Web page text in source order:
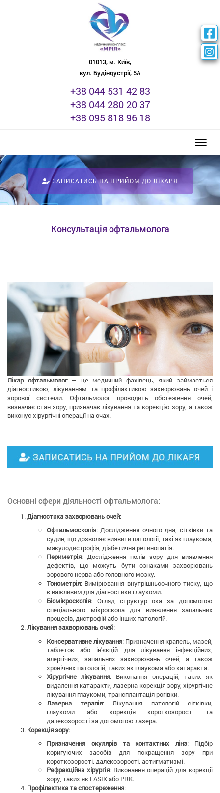
01013, м. Київ,
вул. Будіндустрії, 5А
+38 044 531 42 83
+38 044 280 20 37
+38 095 818 96 18
ЗАПИСАТИСЬ НА ПРИЙОМ ДО ЛІКАРЯ
Консультація офтальмолога
Лікар офтальмолог— це медичний фахівець, який займається
діагностикою, лікуванням та профілактикою захворювань очей і
зорової системи. Офтальмолог проводить обстеження очей,
визначає стан зору, призначає лікування та корекцію зору, а також
виконує хірургічні операції на очах.
Основні сфери діяльності офтальмолога:
Діагностика захворювань очей:
Офтальмоскопія: Дослідження очного дна, сітківки та
судин, що дозволяє виявити патології, такі як глаукома,
макулодистрофія, діабетична ретинопатія.
Периметрія: Дослідження полів зору для виявлення
дефектів, що можуть бути ознаками захворювань
зорового нерва або головного мозку.
Тонометрія: Вимірювання внутрішньоочного тиску, що
є важливим для діагностики глаукоми.
Біомікроскопія: Огляд структур ока за допомогою
спеціального мікроскопа для виявлення запальних
процесів, дистрофій або інших патологій.
Лікування захворювань очей:
Консервативне лікування: Призначення крапель, мазей,
таблеток або ін'єкцій для лікування інфекційних,
алергічних, запальних захворювань очей, а також
хронічних патологій, таких як глаукома або катаракта.
Хірургічне лікування: Виконання операцій, таких як
видалення катаракти, лазерна корекція зору, хірургічне
лікування глаукоми, трансплантація рогівки.
Лазерна терапія: Лікування патологій сітківки,
глаукоми або корекція короткозорості та
далекозорості за допомогою лазера.
Корекція зору:
Призначення окулярів та контактних лінз: Підбір
коригуючих засобів для покращення зору при
короткозорості, далекозорості, астигматизмі.
Рефракційна хірургія: Виконання операцій для корекції
зору, таких як LASIK або PRK.
Профілактика та спостереження: